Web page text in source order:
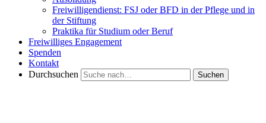
Freiwilligendienst: FSJ oder BFD in der Pflege und in
der Stiftung
Praktika für Studium oder Beruf
Freiwilliges Engagement
Spenden
Kontakt
Durchsuchen
Suchen